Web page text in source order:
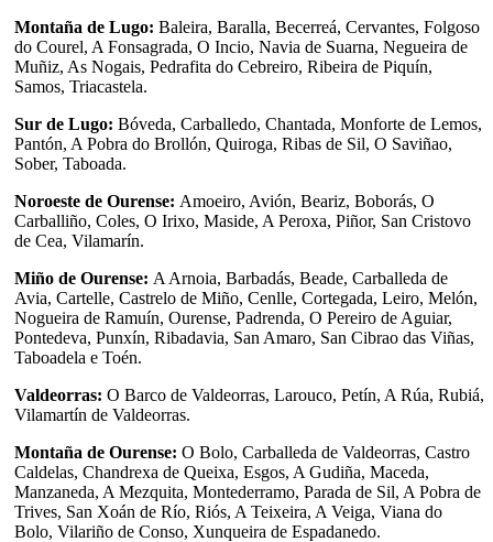
Montaña de Lugo: Baleira, Baralla, Becerreá, Cervantes, Folgoso
do Courel, A Fonsagrada, O Incio, Navia de Suarna, Negueira de
Muñiz, As Nogais, Pedrafita do Cebreiro, Ribeira de Piquín,
Samos, Triacastela.
Sur de Lugo: Bóveda, Carballedo, Chantada, Monforte de Lemos,
Pantón, A Pobra do Brollón, Quiroga, Ribas de Sil, O Saviñao,
Sober, Taboada.
Noroeste de Ourense: Amoeiro, Avión, Beariz, Boborás, O
Carballiño, Coles, O Irixo, Maside, A Peroxa, Piñor, San Cristovo
de Cea, Vilamarín.
Miño de Ourense: A Arnoia, Barbadás, Beade, Carballeda de
Avia, Cartelle, Castrelo de Miño, Cenlle, Cortegada, Leiro, Melón,
Nogueira de Ramuín, Ourense, Padrenda, O Pereiro de Aguiar,
Pontedeva, Punxín, Ribadavia, San Amaro, San Cibrao das Viñas,
Taboadela e Toén.
Valdeorras: O Barco de Valdeorras, Larouco, Petín, A Rúa, Rubiá,
Vilamartín de Valdeorras.
Montaña de Ourense: O Bolo, Carballeda de Valdeorras, Castro
Caldelas, Chandrexa de Queixa, Esgos, A Gudiña, Maceda,
Manzaneda, A Mezquita, Montederramo, Parada de Sil, A Pobra de
Trives, San Xoán de Río, Riós, A Teixeira, A Veiga, Viana do
Bolo, Vilariño de Conso, Xunqueira de Espadanedo.